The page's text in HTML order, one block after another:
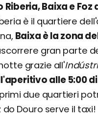
Baixa e Foz
è il quartiere
Baixa è la zona
gran parte
grazie all'
alle 5:00
due quartieri
Douro serve il taxi!